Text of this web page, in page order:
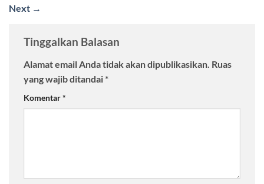
Next →
Tinggalkan Balasan
Alamat email Anda tidak akan dipublikasikan. Ruas
yang wajib ditandai*
Komentar*